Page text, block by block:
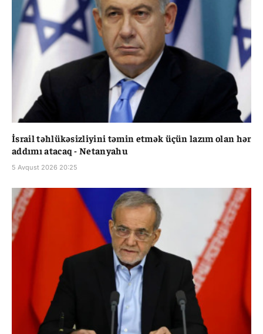
İsrail təhlükəsizliyini təmin etmək üçün lazım olan hər
addımı atacaq - Netanyahu
5 Avqust 2026 20:25